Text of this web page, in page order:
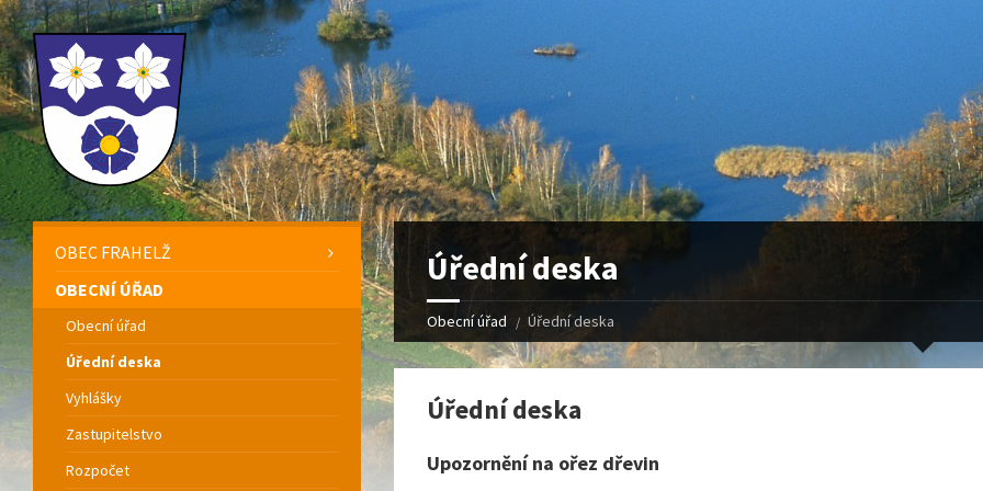
Úřední deska
Obecní úřad Úřední deska
Úřední deska
Upozornění na ořez dřevin
OBEC FRAHELŽ
OBECNÍ ÚŘAD
Obecní úřad
Úřední deska
Vyhlášky
Zastupitelstvo
Rozpočet